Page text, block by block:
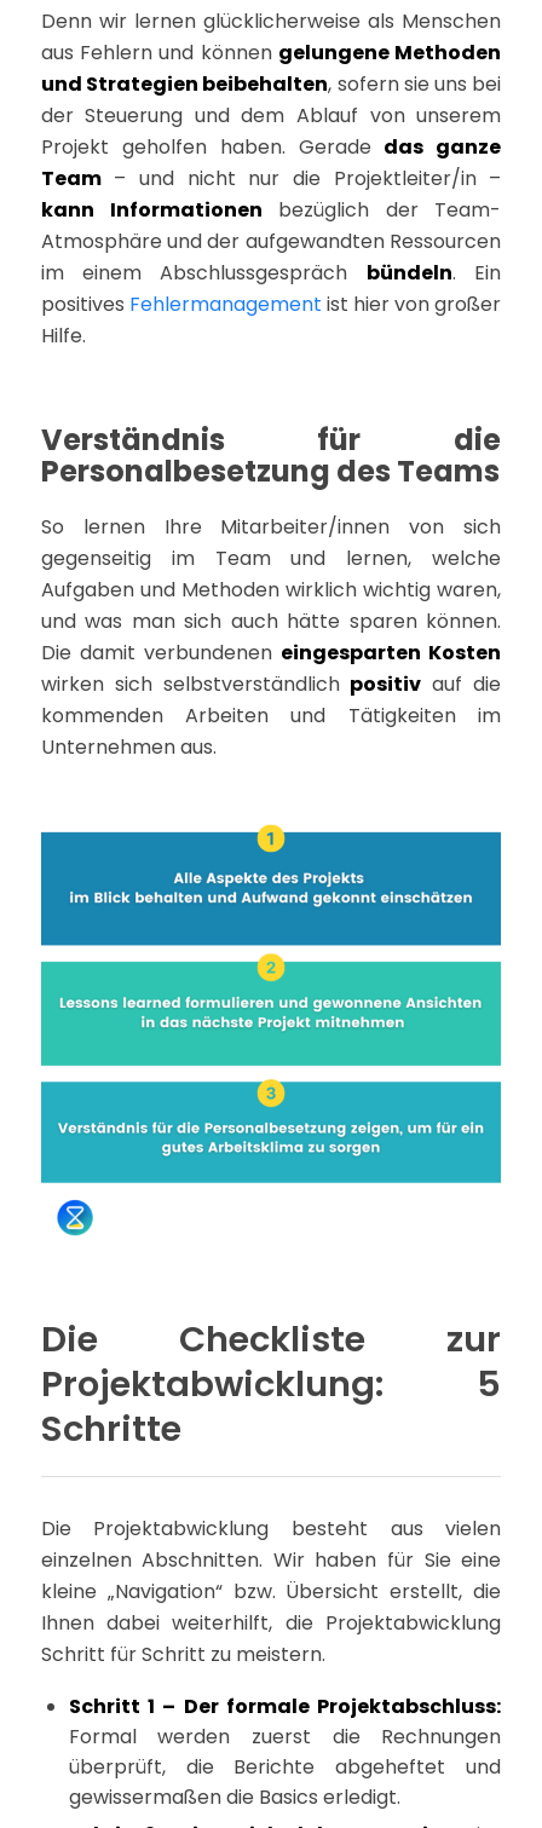
Denn wir lernen glücklicherweise als Menschen
aus Fehlern und können gelungene Methoden
und Strategien beibehalten, sofern sie uns bei
der Steuerung und dem Ablauf von unserem
Projekt geholfen haben. Gerade das ganze
Team– und nicht nur die Projektleiter/in –
kann
Informationen bezüglich der Team-
Atmosphäre und der aufgewandten Ressourcen
im einem Abschlussgespräch bündeln. Ein
positives Fehlermanagement ist hier von großer
Hilfe.
Verständnis für die
Personalbesetzung des Teams
So lernen Ihre Mitarbeiter/innen von sich
gegenseitig im Team und lernen, welche
Aufgaben und Methoden wirklich wichtig waren,
und was man sich auch hätte sparen können.
Die damit verbundenen eingesparten Kosten
wirken sich selbstverständlich positiv auf die
kommenden Arbeiten und Tätigkeiten im
Unternehmen aus.
Die Checkliste zur
Projektabwicklung: 5
Schritte
Die Projektabwicklung besteht aus vielen
einzelnen Abschnitten. Wir haben für Sie eine
kleine „Navigation“ bzw. Übersicht erstellt, die
Ihnen dabei weiterhilft, die Projektabwicklung
Schritt für Schritt zu meistern.
Schritt 1 – Der formale Projektabschluss:
Formal werden zuerst die Rechnungen
überprüft, die Berichte abgeheftet und
gewissermaßen die Basics erledigt.